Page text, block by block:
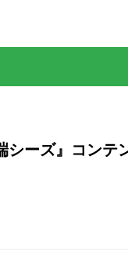
シーズ』コンテ